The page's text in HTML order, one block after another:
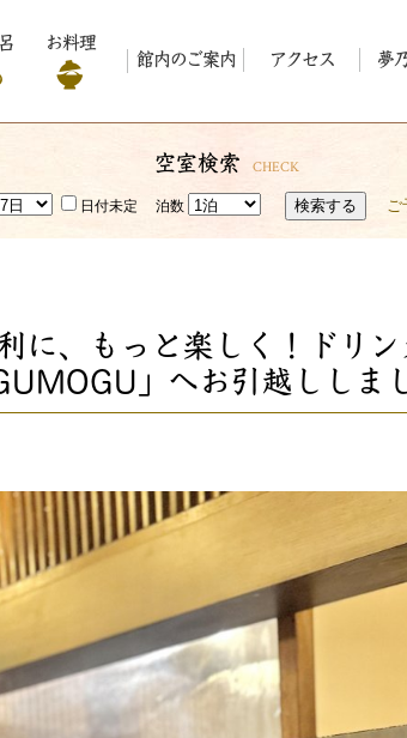
お料理
館内のご案内
アクセス 夢
空室検索 CHECK
日付未定 泊数 検索する ご
に、もっと楽しく！ドリ
」へお引越ししま